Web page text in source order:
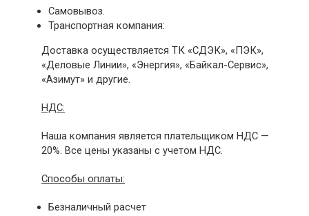
Самовывоз.
Транспортная компания:
Доставка осуществляется ТК «СДЭК», «ПЭК»,
«Деловые Линии», «Энергия», «Байкал-Сервис»,
«Азимут» и другие.
НДС:
Наша компания является плательщиком НДС —
20%. Все цены указаны с учетом НДС.
Способы оплаты:
Безналичный расчет